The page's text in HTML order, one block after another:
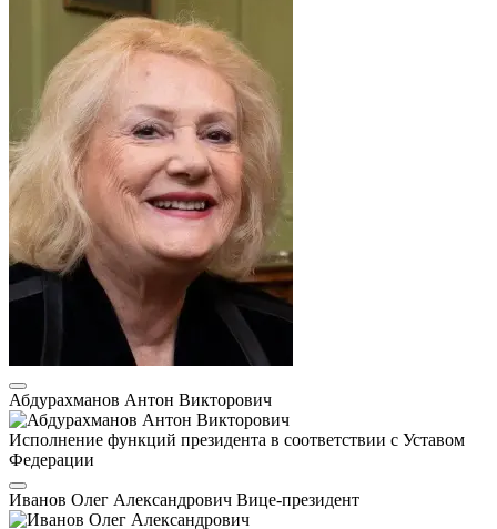
Абдурахманов Антон Викторович
Исполнение функций президента в соответствии с Уставом
Федерации
Иванов Олег Александрович Вице-президент